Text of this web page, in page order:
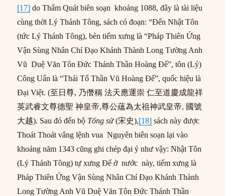
[17] do Thẩm Quát biên soạn khoảng 1088, đây là tài liệu
cùng thời Lý Thánh Tông, sách có đoạn: “Đến Nhật Tôn
(tức Lý Thánh Tông), bèn tiếm xưng là “Pháp Thiên Ứng
Vận Sùng Nhân Chí Đạo Khánh Thành Long Tường Anh
Vũ Duệ Văn Tôn Đức Thánh Thần Hoàng Đế”, tôn (Lý)
Công Uẩn là “Thái Tổ Thần Vũ Hoàng Đế”, quốc hiệu là
Đại Việt. (至日尊, 乃僭稱 法天應運崇 仁至道慶成龍祥
英武睿文尊德聖 神皇帝,尊公蘊為太祖神武皇帝, 國號
大越). Sau đó đến bộ Tống sử(宋史),[18] sách này được
Thoát Thoát vâng lệnh vua Nguyên biên soạn lại vào
khoảng năm 1343 cũng ghi chép đại ý như vậy: Nhật Tôn
(Lý Thánh Tông) tự xưng Đế ở nước này, tiếm xưng là
Pháp Thiên Ứng Vận Sùng Nhân Chí Đạo Khánh Thành
Long Tường Anh Vũ Duệ Văn Tôn Đức Thánh Thần